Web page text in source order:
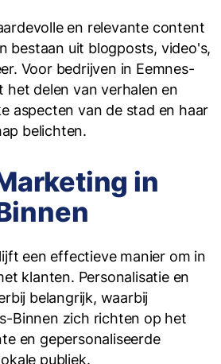
en relevante content
bestaan uit blogposts, video's,
Voor bedrijven in Eemnes-
het delen van verhalen en
aspecten van de stad en haar
belichten.
in
een effectieve manier om in
klanten. Personalisatie en
belangrijk, waarbij
Binnen zich richten op het
en gepersonaliseerde
publiek.